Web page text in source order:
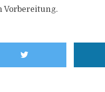
Vorbereitung.